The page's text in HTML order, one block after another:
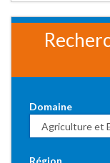
Domaine
Région